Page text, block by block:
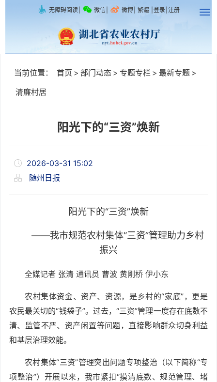
无障碍阅读 微信 微博 繁體 登录 注册
当前位置： 首页 > 部门动态 > 专题专栏 > 最新专题 >
清廉村居
阳光下的“三资”焕新
2026-03-31 15:02
随州日报
阳光下的“三资”焕新
——我市规范农村集体“三资”管理助力乡村
振兴
全媒记者 张清 通讯员 曹波 黄刚桥 伊小东
农村集体资金、资产、资源，是乡村的“家底”，更是
农民最关切的“钱袋子”。过去，“三资”管理一度存在底数不
清、监管不严、资产闲置等问题，直接影响群众切身利益
和基层治理效能。
农村集体“三资”管理突出问题专项整治（以下简称“专
项整治”）开展以来，我市紧扣“摸清底数、规范管理、堵